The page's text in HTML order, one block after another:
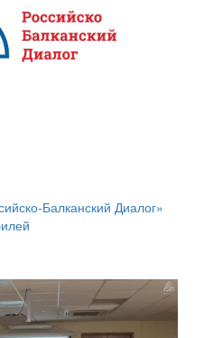
Балканский Диалог»